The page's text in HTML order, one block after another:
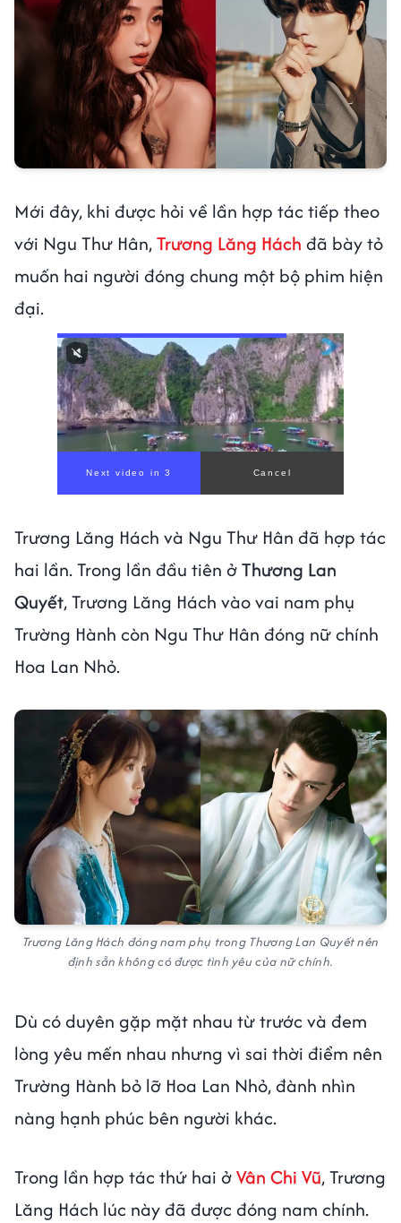
Mới đây, khi được hỏi về lần hợp tác tiếp theo
với Ngu Thư Hân,Trương Lăng Hách đã bày tỏ
muốn hai người đóng chung một bộ phim hiện
đại.
Trương Lăng Hách và Ngu Thư Hân đã hợp tác
hai lần. Trong lần đầu tiên ởThương Lan
Quyết, Trương Lăng Hách vào vai nam phụ
Trường Hành còn Ngu Thư Hân đóng nữ chính
Hoa Lan Nhỏ.
Trương Lăng Hách đóng nam phụ trong Thương Lan Quyết nên
định sẵn không có được tình yêu của nữ chính.
Dù có duyên gặp mặt nhau từ trước và đem
lòng yêu mến nhau nhưng vì sai thời điểm nên
Trường Hành bỏ lỡ Hoa Lan Nhỏ, đành nhìn
nàng hạnh phúc bên người khác.
Trong lần hợp tác thứ hai ởVân Chi Vũ, Trương
Lăng Hách lúc này đã được đóng nam chính.